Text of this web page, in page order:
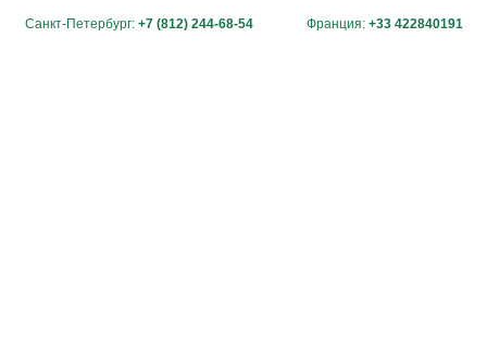
Санкт-Петербург: +7 (812) 244-68-54 Франция: +33 422840191